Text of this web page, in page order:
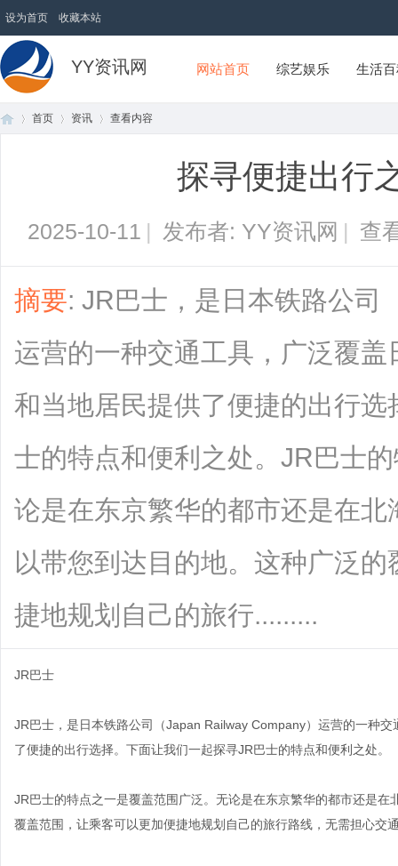
设为首页 收藏本站
YY资讯网 网站首页 综艺娱乐 生活
首页 资讯 查看内容
探寻便捷出行
2025-10-11 | 发布者: YY资讯网 | 查
摘要: JR巴士，是日本铁路公司
运营的一种交通工具，广泛覆
和当地居民提供了便捷的出行
士的特点和便利之处。JR巴士
论是在东京繁华的都市还是在
以带您到达目的地。这种广泛
捷地规划自己的旅行.........
JR巴士
JR巴士，是日本铁路公司（Japan Railway Company）运营的一种
了便捷的出行选择。下面让我们一起探寻JR巴士的特点和便利之处。
JR巴士的特点之一是覆盖范围广泛。无论是在东京繁华的都市还是
覆盖范围，让乘客可以更加便捷地规划自己的旅行路线，无需担心交